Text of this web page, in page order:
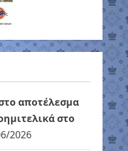
αποτέλεσμα
στο
2026